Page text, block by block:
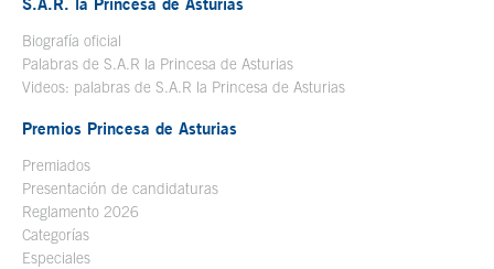
Biografía oficial
Palabras de S.A.R la Princesa de Asturias
Videos: palabras de S.A.R la Princesa de Asturias
Premios Princesa de Asturias
Premiados
Presentación de candidaturas
Reglamento 2026
Categorías
Especiales